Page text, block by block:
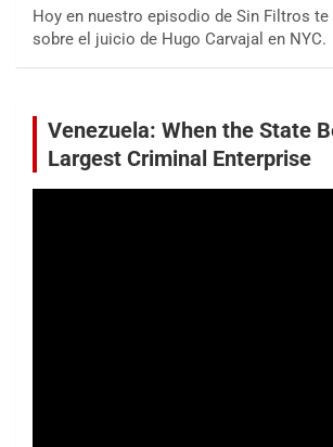
Hoy en nuestro episodio de Sin Filtros
sobre el juicio de Hugo Carvajal en NYC.
Venezuela: When the State
Largest Criminal Enterprise